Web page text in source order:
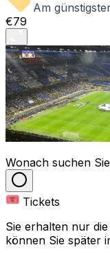
Am
€79
Wonach suchen
Tickets
Sie erhalten nur
können Sie später